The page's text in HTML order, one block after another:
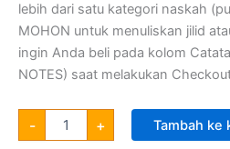
lebih dari satu kategori naskah
MOHON untuk menuliskan jilid
ingin Anda beli pada kolom
NOTES) saat melakukan
- + Tambah ke